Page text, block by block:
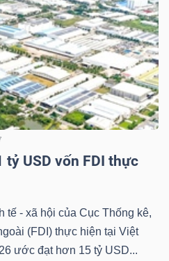
tỷ USD vốn FDI thực
tế - xã hội của Cục Thống kê,
(FDI) thực hiện tại Việt
ước đạt hơn 15 tỷ USD...